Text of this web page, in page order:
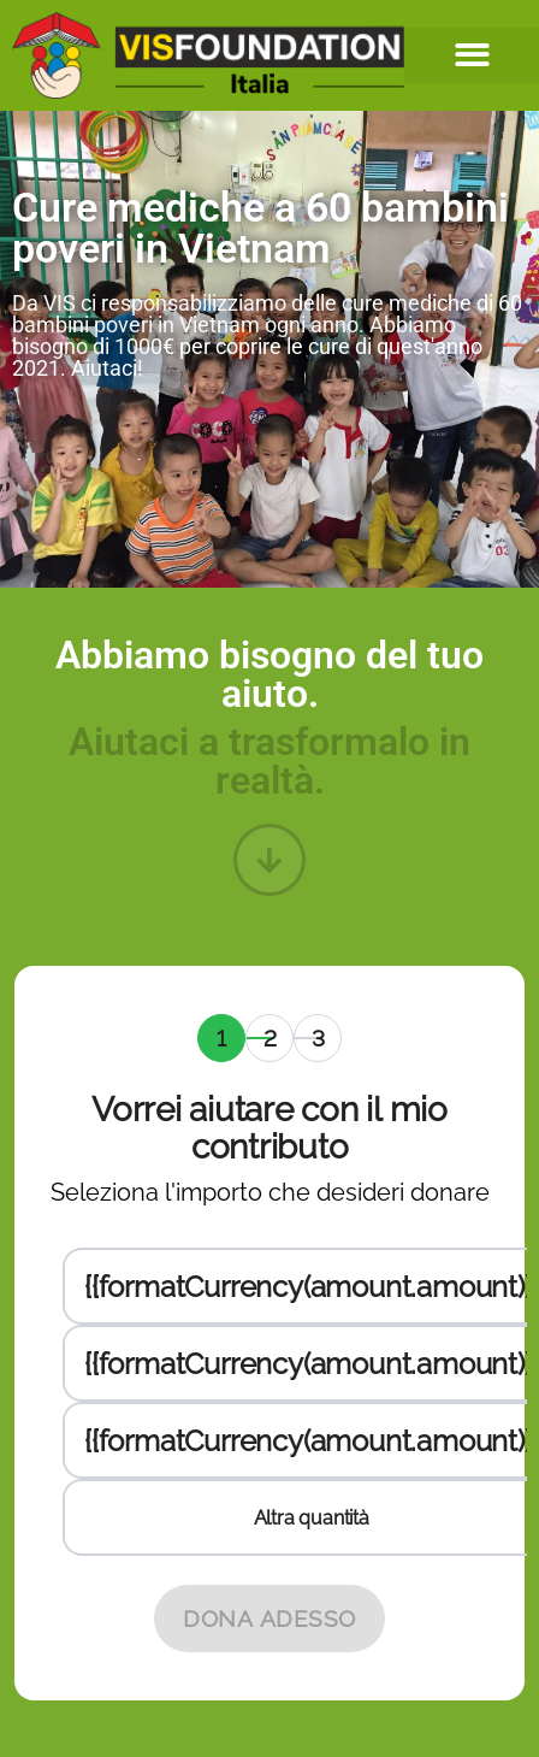
Cure mediche a 60 bambini
poveri in Vietnam
Da VIS ci responsabilizziamo delle cure mediche di 60
bambini poveri in Vietnam ogni anno. Abbiamo
bisogno di 1000€ per coprire le cure di quest'anno
2021. Aiutaci!
Abbiamo bisogno del tuo
aiuto.
Aiutaci a trasformalo in
realtà.